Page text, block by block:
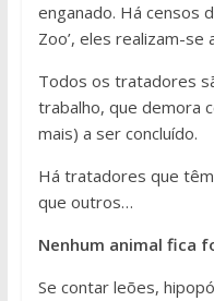
enganado. Há censos
Zoo’, eles realizam-
Todos os tratadores
trabalho, que demora
mais) a ser concluído.
Há tratadores que
que outros…
Nenhum animal fica
Se contar leões,